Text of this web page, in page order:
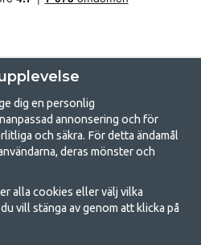
butik för camping
uteliv
livsstil eller ett sätt att samla familjen
vilken kategori du tillhör hittar du
dig en personlig
annonsering och för
och säkra. För detta ändamål
deras mönster och
alla cookies eller välj vilka
vill stänga av genom att klicka på